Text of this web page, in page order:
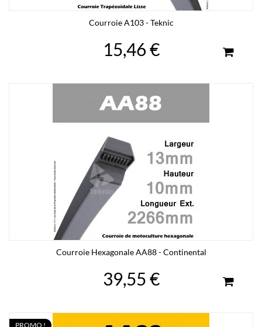
Courroie A103 - Teknic
15,46 €
Courroie Hexagonale AA88 - Continental
39,55 €
PROMO !